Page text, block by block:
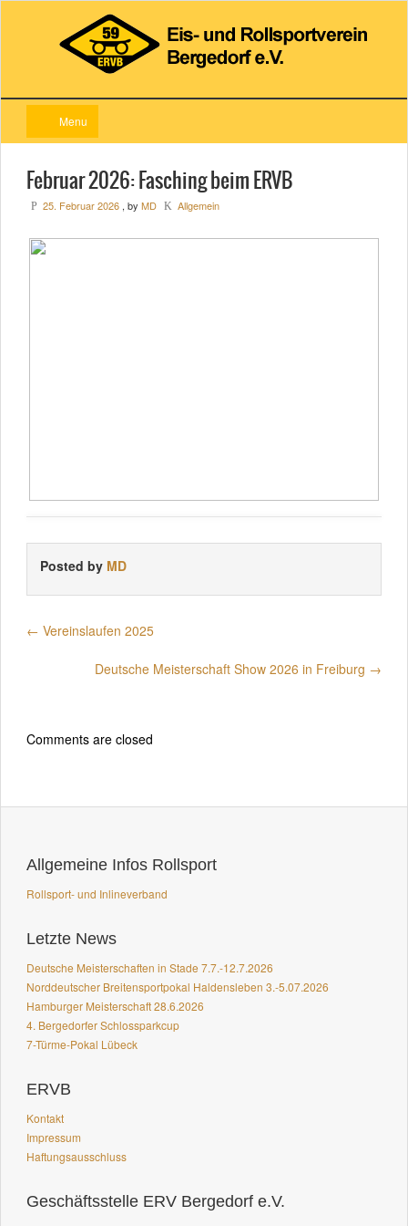
Menu
Februar 2026: Fasching beim ERVB
P 25. Februar 2026 , by MD K Allgemein
Posted by MD
← Vereinslaufen 2025
Deutsche Meisterschaft Show 2026 in Freiburg →
Comments are closed
Allgemeine Infos Rollsport
Rollsport- und Inlineverband
Letzte News
Deutsche Meisterschaften in Stade 7.7.-12.7.2026
Norddeutscher Breitensportpokal Haldensleben 3.-5.07.2026
Hamburger Meisterschaft 28.6.2026
4. Bergedorfer Schlossparkcup
7-Türme-Pokal Lübeck
ERVB
Kontakt
Impressum
Haftungsausschluss
Geschäftsstelle ERV Bergedorf e.V.